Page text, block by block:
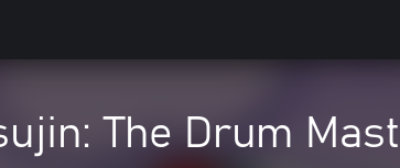
The Drum